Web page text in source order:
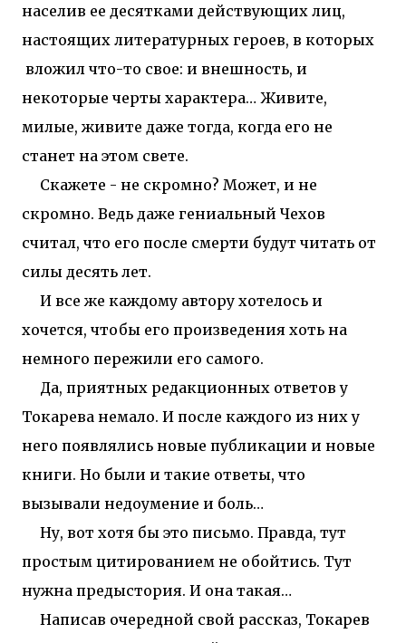
населив ее десятками действующих лиц,
настоящих литературных героев, в которых
вложил что-то свое: и внешность, и
некоторые черты характера… Живите,
милые, живите даже тогда, когда его не
станет на этом свете.
Скажете - не скромно? Может, и не
скромно. Ведь даже гениальный Чехов
считал, что его после смерти будут читать от
силы десять лет.
И все же каждому автору хотелось и
хочется, чтобы его произведения хоть на
немного пережили его самого.
Да, приятных редакционных ответов у
Токарева немало. И после каждого из них у
него появлялись новые публикации и новые
книги. Но были и такие ответы, что
вызывали недоумение и боль…
Ну, вот хотя бы это письмо. Правда, тут
простым цитированием не обойтись. Тут
нужна предыстория. И она такая…
Написав очередной свой рассказ, Токарев